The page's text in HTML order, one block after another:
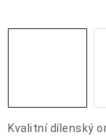
Jak nakupovat
Kvalitní dílenský